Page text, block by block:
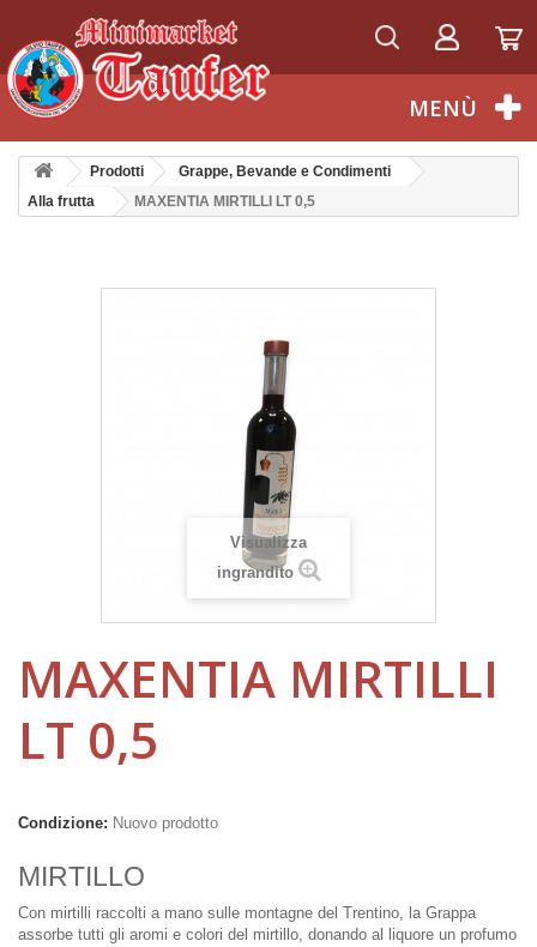
Italiano
MENÙ
Prodotti
Grappe, Bevande e Condimenti
Alla frutta
MAXENTIA MIRTILLI LT 0,5
Visualizza
ingrandito
MAXENTIA MIRTILLI
LT 0,5
Condizione: Nuovo prodotto
MIRTILLO
Con mirtilli raccolti a mano sulle montagne del Trentino, la Grappa
assorbe tutti gli aromi e colori del mirtillo, donando al liquore un profumo